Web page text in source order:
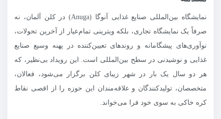
نمایشگاه بین‌المللی صنایع غذایی آنوگا (Anuga) در کلن آلمان، نه
صرفاً یک نمایشگاه تجاری، بلکه ویترینی تمام‌عیار از آخرین تحولات،
نوآوری‌های پیشگامانه و روندهای تعیین‌کننده در پهنه وسیع صنایع
غذایی و نوشیدنی در سطح بین‌المللی است. این رویداد بی‌نظیر، که
هر دو سال یک بار در شهر زیبای کلن برگزار می‌شود، فعالان،
متخصصان، تولیدکنندگان و علاقه‌مندان این حوزه را از اقصی نقاط
کره خاکی به سوی خود فرا می‌خواند.